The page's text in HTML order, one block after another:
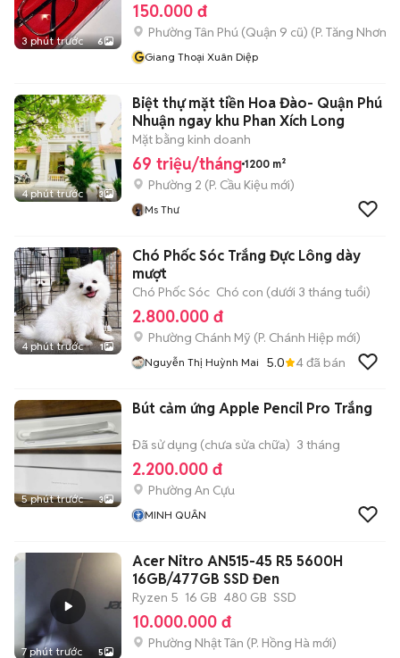
3 phút trước 6
150.000 đ
Phường Tân Phú (Quận 9 cũ) (P. Tăng Nhơn
GGiang Thoại Xuân Diệp
4 phút trước 3
Biệt thự mặt tiền Hoa Đào- Quận Phú
Nhuận ngay khu Phan Xích Long
Mặt bằng kinh doanh
69 triệu/tháng 1200 m²
Phường 2 (P. Cầu Kiệu mới)
Ms Thư
4 phút trước 1
Chó Phốc Sóc Trắng Đực Lông dày
mượt
Chó Phốc Sóc Chó con (dưới 3 tháng tuổi)
2.800.000 đ
Phường Chánh Mỹ (P. Chánh Hiệp mới)
Nguyễn Thị Huỳnh Mai 5.0 4đã bán
5 phút trước 3
Bút cảm ứng Apple Pencil Pro Trắng
Đã sử dụng (chưa sửa chữa) 3 tháng
2.200.000 đ
Phường An Cựu
MINH QUÂN
7 phút trước 5
Acer Nitro AN515-45 R5 5600H
16GB/477GB SSD Đen
Ryzen 5 16 GB 480 GB SSD
10.000.000 đ
Phường Nhật Tân (P. Hồng Hà mới)